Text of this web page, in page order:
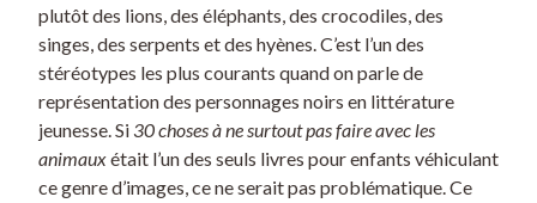
plutôt des lions, des éléphants, des crocodiles, des
singes, des serpents et des hyènes. C’est l’un des
stéréotypes les plus courants quand on parle de
représentation des personnages noirs en littérature
jeunesse. Si 30 choses à ne surtout pas faire avec les
animauxétait l’un des seuls livres pour enfants véhiculant
ce genre d’images, ce ne serait pas problématique. Ce